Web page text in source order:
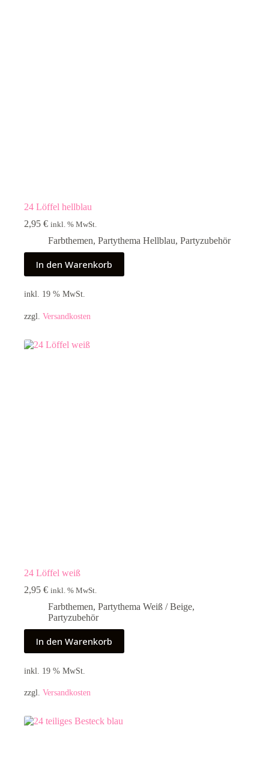
24 Löffel hellblau
2,95 € inkl. % MwSt.
Farbthemen, Partythema Hellblau, Partyzubehör
In den Warenkorb
inkl. 19 % MwSt.
zzgl. Versandkosten
24 Löffel weiß
2,95 € inkl. % MwSt.
Farbthemen, Partythema Weiß / Beige,
Partyzubehör
In den Warenkorb
inkl. 19 % MwSt.
zzgl. Versandkosten